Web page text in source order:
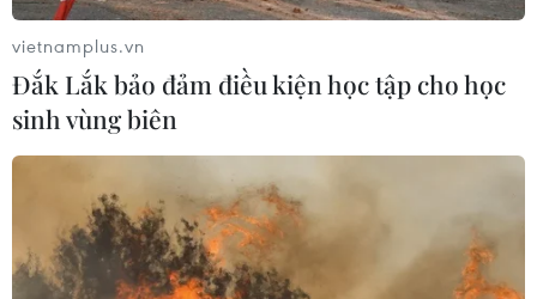
05/08/2026 08:09
Gia Lai chấp thuận hai dự án chăn
nuôi công nghệ cao trị giá hơn 3.600
05/08/2026 06:29
Walt Disney đồng ý bán 50% cổ phần
vietnamplus.vn
Đắk Lắk bảo đảm điều kiện học tập cho học
sinh vùng biên